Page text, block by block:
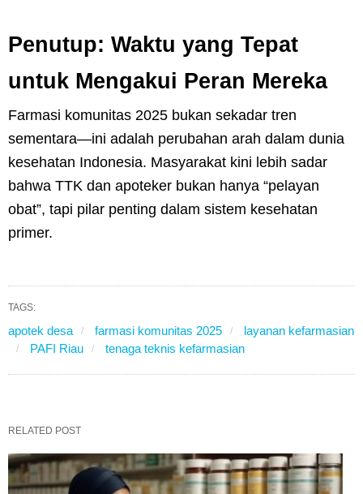
Penutup: Waktu yang Tepat
untuk Mengakui Peran Mereka
Farmasi komunitas 2025 bukan sekadar tren
sementara—ini adalah perubahan arah dalam dunia
kesehatan Indonesia. Masyarakat kini lebih sadar
bahwa TTK dan apoteker bukan hanya “pelayan
obat”, tapi pilar penting dalam sistem kesehatan
primer.
TAGS:
apotek desa farmasi komunitas 2025
layanan kefarmasian
PAFI Riau
tenaga teknis kefarmasian
RELATED POST